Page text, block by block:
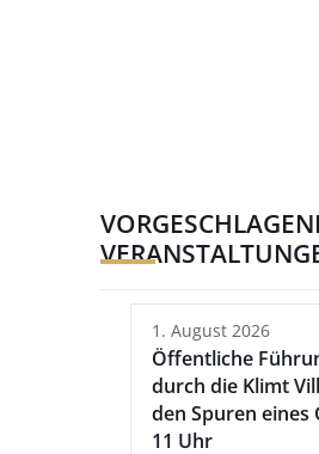
1. August 2026
Öffentliche
durch die Klimt
den Spuren eines
11 Uhr